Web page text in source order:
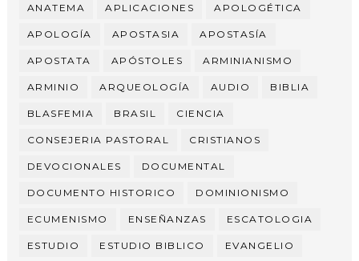
ANATEMA APLICACIONES APOLOGÉTICA
APOLOGÍA APOSTASIA APOSTASÍA
APOSTATA APÓSTOLES ARMINIANISMO
ARMINIO ARQUEOLOGÍA AUDIO BIBLIA
BLASFEMIA BRASIL CIENCIA
CONSEJERIA PASTORAL CRISTIANOS
DEVOCIONALES DOCUMENTAL
DOCUMENTO HISTORICO DOMINIONISMO
ECUMENISMO ENSEÑANZAS ESCATOLOGIA
ESTUDIO ESTUDIO BIBLICO EVANGELIO